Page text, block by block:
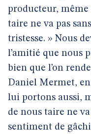
producteur, même
taire ne va pas
tristesse. » Nous
l’amitié que nous
bien que l’on
Daniel Mermet, en
lui portons aussi,
de nous taire ne
sentiment de